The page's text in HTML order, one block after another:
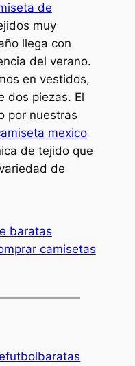
de
muy
llega con
del verano.
en vestidos,
dos piezas. El
por nuestras
mexico
de tejido que
de
baratas
camisetas